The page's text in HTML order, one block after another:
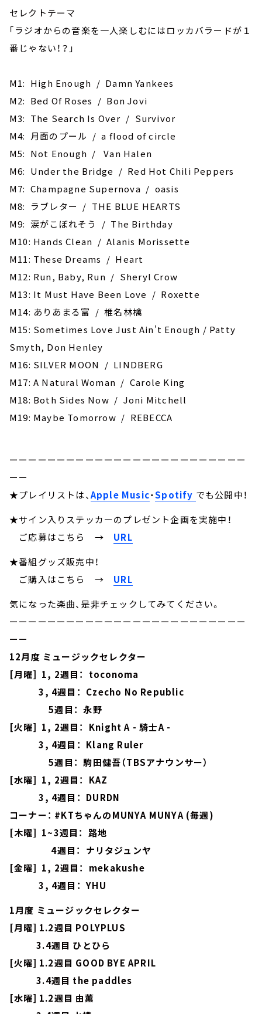
セレクトテーマ
｢ラジオからの音楽を一人楽しむにはロッカバラードが１
番じゃない！？｣
M1: High Enough / Damn Yankees
M2: Bed Of Roses / Bon Jovi
M3: The Search Is Over / Survivor
M4: 月面のプール / a flood of circle
M5: Not Enough / Van Halen
M6: Under the Bridge / Red Hot Chili Peppers
M7: Champagne Supernova / oasis
M8: ラブレター / THE BLUE HEARTS
M9: 涙がこぼれそう / The Birthday
M10: Hands Clean / Alanis Morissette
M11: These Dreams / Heart
M12: Run, Baby, Run / Sheryl Crow
M13: It Must Have Been Love / Roxette
M14: ありあまる富 / 椎名林檎
M15: Sometimes Love Just Ain't Enough / Patty
Smyth, Don Henley
M16: SILVER MOON / LINDBERG
M17: A Natural Woman / Carole King
M18: Both Sides Now / Joni Mitchell
M19: Maybe Tomorrow / REBECCA
ーーーーーーーーーーーーーーーーーーーーーーーーー
ーー
★プレイリストは、Apple Music・Spotify でも公開中！
★サイン入りステッカーのプレゼント企画を実施中！
ご応募はこちら →
URL
★番組グッズ販売中！
ご購入はこちら → URL
気になった楽曲、是非チェックしてみてください。
ーーーーーーーーーーーーーーーーーーーーーーーーー
ーー
12月度 ミュージックセレクター
[月曜] 1, 2週目： toconoma
3, 4週目： Czecho No Republic
5週目： 永野
[火曜] 1, 2週目： Knight A - 騎士A -
3, 4週目： Klang Ruler
5週目： 駒田健吾（TBSアナウンサー）
[水曜] 1, 2週目： KAZ
3, 4週目： DURDN
コーナー： #KTちゃんのMUNYA MUNYA (毎週)
[木曜] 1~3週目： 路地
4週目： ナリタジュンヤ
[金曜] 1, 2週目： mekakushe
3, 4週目： YHU
1月度 ミュージックセレクター
[月曜] 1.2週目 POLYPLUS
3.4週目 ひとひら
[火曜] 1.2週目 GOOD BYE APRIL
3.4週目 the paddles
[水曜] 1.2週目 由薫